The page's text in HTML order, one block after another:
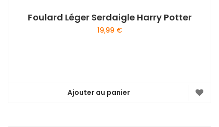
Foulard Léger Serdaigle Harry Potter
19,99 €
Ajouter au panier